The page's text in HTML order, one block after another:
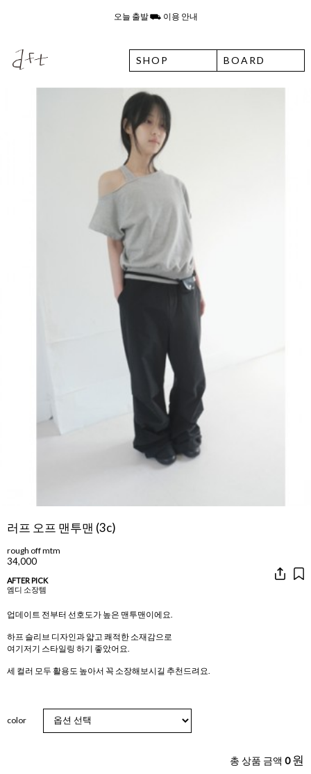
8월 7일 금요일 입고예정일 안내
SHOP BOARD
러프 오프 맨투맨 (3c)
rough off mtm
34,000
AFTER PICK
엠디 소장템
업데이트 전부터 선호도가 높은 맨투맨이에요.
하프 슬리브 디자인과 얇고 쾌적한 소재감으로
여기저기 스타일링 하기 좋았어요.
세 컬러 모두 활용도 높아서 꼭 소장해보시길 추천드려요.
color
총 상품 금액 0 원